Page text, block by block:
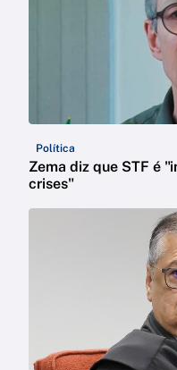
Política
Zema diz que STF é
crises"